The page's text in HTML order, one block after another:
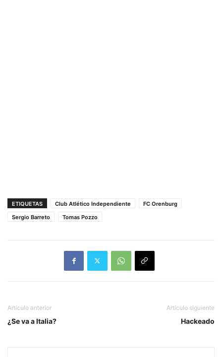
ETIQUETAS Club Atlético Independiente
FC Orenburg
Sergio Barreto
Tomas Pozzo
Artículo anterior
¿Se va a Italia?
Artículo siguiente
Hackeado